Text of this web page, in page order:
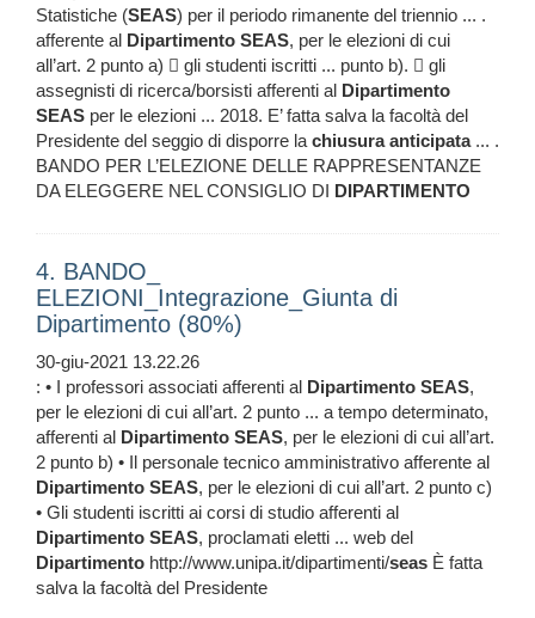
Statistiche (SEAS) per il periodo rimanente del triennio ... .
afferente al Dipartimento SEAS, per le elezioni di cui
all’art. 2 punto a)  gli studenti iscritti ... punto b).  gli
assegnisti di ricerca/borsisti afferenti al Dipartimento
SEAS per le elezioni ... 2018. E’ fatta salva la facoltà del
Presidente del seggio di disporre lachiusura anticipata... .
BANDO PER L’ELEZIONE DELLE RAPPRESENTANZE
DA ELEGGERE NEL CONSIGLIO DI DIPARTIMENTO
4. BANDO_
ELEZIONI_Integrazione_Giunta di
Dipartimento (80%)
30-giu-2021 13.22.26
: • I professori associati afferenti al Dipartimento SEAS,
per le elezioni di cui all’art. 2 punto ... a tempo determinato,
afferenti al Dipartimento SEAS, per le elezioni di cui all’art.
2 punto b) • Il personale tecnico amministrativo afferente al
Dipartimento SEAS, per le elezioni di cui all’art. 2 punto c)
• Gli studenti iscritti ai corsi di studio afferenti al
Dipartimento SEAS, proclamati eletti ... web del
Dipartimento http://www.unipa.it/dipartimenti/seas È fatta
salva la facoltà del Presidente